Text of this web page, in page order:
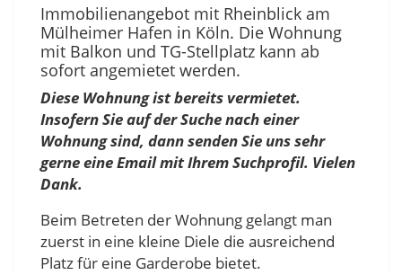
Immobilienangebot mit Rheinblick am
Mülheimer Hafen in Köln. Die Wohnung
mit Balkon und TG-Stellplatz kann ab
sofort angemietet werden.
Diese Wohnung ist bereits vermietet.
Insofern Sie auf der Suche nach einer
Wohnung sind, dann senden Sie uns sehr
gerne eine Email mit Ihrem Suchprofil. Vielen
Dank.
Beim Betreten der Wohnung gelangt man
zuerst in eine kleine Diele die ausreichend
Platz für eine Garderobe bietet.